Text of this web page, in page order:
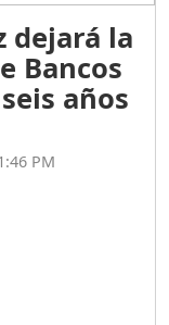
dejará la
Bancos
años
PM